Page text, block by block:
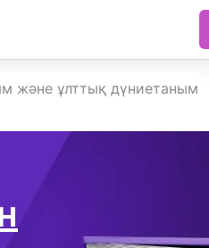
және ұлттық дүниетаным